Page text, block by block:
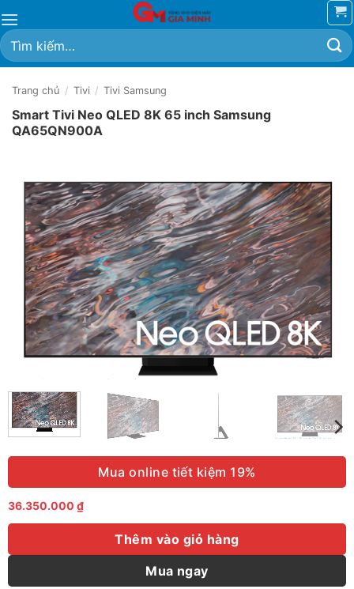
qua
nội
dung
Tìm
kiếm:
Trang chủ / Tivi / Tivi Samsung
Smart Tivi Neo QLED 8K 65 inch Samsung
QA65QN900A
Mua online tiết kiệm 19%
36.350.000 ₫
Thêm vào giỏ hàng
Mua ngay